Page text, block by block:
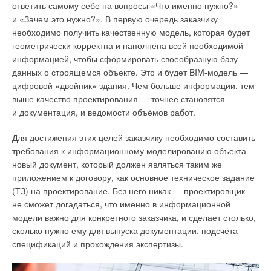
ответить самому себе на вопросы «Что именно нужно?»
и «Зачем это нужно?». В первую очередь заказчику
необходимо получить качественную модель, которая будет
геометрически корректна и наполнена всей необходимой
информацией, чтобы сформировать своеобразную базу
данных о строящемся объекте. Это и будет BIM-модель —
цифровой «двойник» здания. Чем больше информации, тем
выше качество проектирования — точнее становятся
и документация, и ведомости объёмов работ.
Для достижения этих целей заказчику необходимо составить
требования к информационному моделированию объекта —
новый документ, который должен являться таким же
приложением к договору, как основное техническое задание
(ТЗ) на проектирование. Без него никак — проектировщик
не сможет догадаться, что именно в информационной
модели важно для конкретного заказчика, и сделает столько,
сколько нужно ему для выпуска документации, подсчёта
спецификаций и прохождения экспертизы.
поиска новых технологий.
Очевидно, что архитектурно-строительной отрасли
требуются более целесообразные и эффективные способы
проектирования, строительства и эксплуатации, которые
позволят удовлетворять текущие мировые потребности
и формировать более рациональное и стабильное
жизненное пространство. Современные технологии
нацелены на помощь в создании более надёжной
2021 году уже ни один застройщик не начинает новый объект
без использования технологии Building Information Modeling.
И это касается не только «умного» проектирования, но
и всех сопутствующих бизнес-процессов в строительстве.
Основные предметы автоматизации в строительстве
Компания «БИМСофт», как партнёр-разработчик концерна
Autodesk, занимается автоматизацией бизнес-процессов,
и Autodesk Construction Cloud, и мы считаем, что технологии
инструменты для проектирования систем водоснабжения
и водоотведения, отопления, вентиляции и электрических
сетей. Примечательно, что в программе специалисты могут
вести одновременную совместную работу над проектом. А
инженеры особенно оценят возможность прокладывать
инженерные сети в автоматическом режиме. Работая
в Renga, пользователь задаёт правила, по которым будет
прокладываться проектируемая система. После
произведённых настроек программа автоматически построит
и учтя все ограждающие конструкции и габариты помещений
(рис. 1).